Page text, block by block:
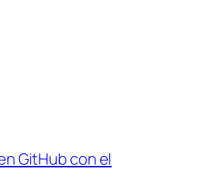
GitHub con el